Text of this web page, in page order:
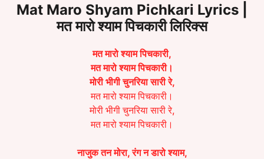
Mat Maro Shyam Pichkari Lyrics |
मत मारो श्याम पिचकारी लिरिक्स
मत मारो श्याम पिचकारी,
मत मारो श्याम पिचकारी।
मोरी भीगी चुनरिया सारी रे,
मत मारो श्याम पिचकारी।
मोरी भीगी चुनरिया सारी रे,
मत मारो श्याम पिचकारी।
नाजुक तन मोरा, रंग न डारो श्याम,